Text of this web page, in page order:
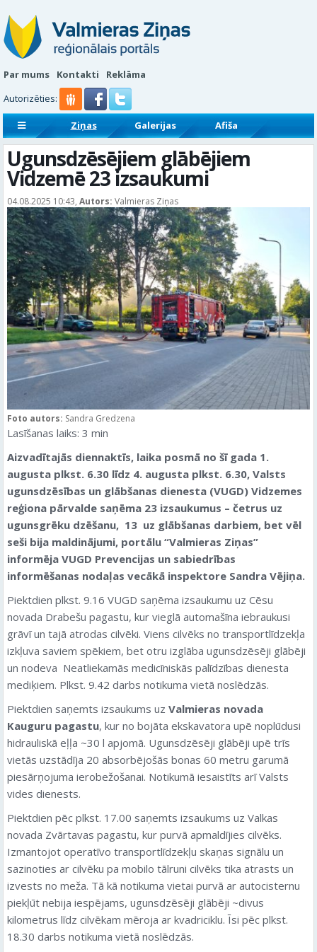
Par mums Kontakti
Reklāma
Autorizēties:
Ziņas Galerijas
Afiša
Sludinājumi
Reklāmraksti
Ugunsdzēsējiem glābējiem
Vidzemē 23 izsaukumi
04.08.2025 10:43, Autors: Valmieras Ziņas
Foto autors: Sandra Gredzena
Lasīšanas laiks: 3 min
Aizvadītajās diennaktīs, laika posmā no šī gada 1.
augusta plkst. 6.30 līdz 4. augusta plkst. 6.30, Valsts
ugunsdzēsības un glābšanas dienesta (VUGD) Vidzemes
reģiona pārvalde saņēma 23 izsaukumus – četrus uz
ugunsgrēku dzēšanu, 13 uz glābšanas darbiem, bet vēl
seši bija maldinājumi, portālu “Valmieras Ziņas”
informēja VUGD Prevencijas un sabiedrības
informēšanas nodaļas vecākā inspektore Sandra Vējiņa.
Piektdien plkst. 9.16 VUGD saņēma izsaukumu uz Cēsu
novada Drabešu pagastu, kur vieglā automašīna iebraukusi
grāvī un tajā atrodas cilvēki. Viens cilvēks no transportlīdzekļa
izkļuva saviem spēkiem, bet otru izglāba ugunsdzēsēji glābēji
un nodeva Neatliekamās medicīniskās palīdzības dienesta
mediķiem. Plkst. 9.42 darbs notikuma vietā noslēdzās.
Piektdien saņemts izsaukums uz Valmieras novada
Kauguru pagastu, kur no bojāta ekskavatora upē noplūdusi
hidrauliskā eļļa ~30 l apjomā. Ugunsdzēsēji glābēji upē trīs
vietās uzstādīja 20 absorbējošās bonas 60 metru garumā
piesārņojuma ierobežošanai. Notikumā iesaistīts arī Valsts
vides dienests.
Piektdien pēc plkst. 17.00 saņemts izsaukums uz Valkas
novada Zvārtavas pagastu, kur purvā apmaldījies cilvēks.
Izmantojot operatīvo transportlīdzekļu skaņas signālu un
sazinoties ar cilvēku pa mobilo tālruni cilvēks tika atrasts un
izvests no meža. Tā kā notikuma vietai purvā ar autocisternu
piekļūt nebija iespējams, ugunsdzēsēji glābēji ~divus
kilometrus līdz cilvēkam mēroja ar kvadriciklu. Īsi pēc plkst.
18.30 darbs notikuma vietā noslēdzās.